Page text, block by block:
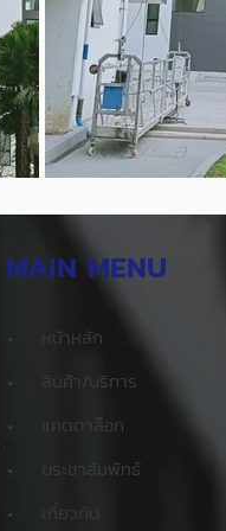
MAIN MENU
•
หน้าหลัก
•
สินค้า/บริการ
• แคตตาล็อก
•
บระชาสัมพัทธ์
• เกี่ยวกับ